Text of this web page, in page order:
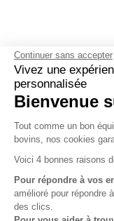
Continuer sans accepter
Vivez une
personnalisée
Bienvenue
Tout comme un bon
bovins, nos cookies
Voici 4 bonnes raisons
Pour répondre à vos
amélioré pour répondre
des clics.
Produits